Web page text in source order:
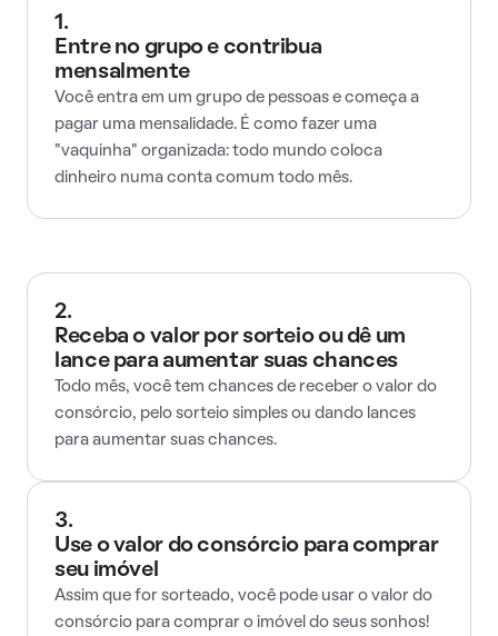
1.
Entre no grupo e contribua
mensalmente
Você entra em um grupo de pessoas e começa a
pagar uma mensalidade. É como fazer uma
"vaquinha" organizada: todo mundo coloca
dinheiro numa conta comum todo mês.
2.
Receba o valor por sorteio ou dê um
lance para aumentar suas chances
Todo mês, você tem chances de receber o valor do
consórcio, pelo sorteio simples ou dando lances
para aumentar suas chances.
3.
Use o valor do consórcio para comprar
seu imóvel
Assim que for sorteado, você pode usar o valor do
consórcio para comprar o imóvel do seus sonhos!